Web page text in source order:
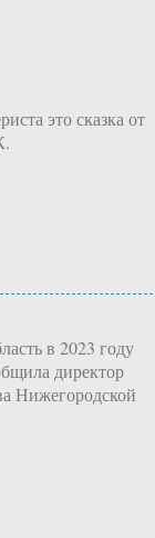
это сказка от
в 2023 году
директор
Нижегородской